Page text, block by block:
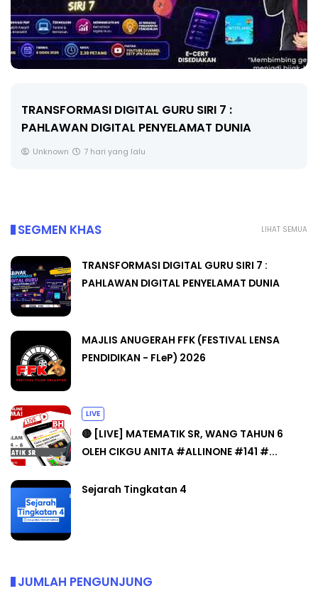
TRANSFORMASI DIGITAL GURU SIRI 7 :
PAHLAWAN DIGITAL PENYELAMAT DUNIA
Unknown 7 hari yang lalu
LIHAT SEMUA
SEGMEN KHAS
TRANSFORMASI DIGITAL GURU SIRI 7 :
PAHLAWAN DIGITAL PENYELAMAT DUNIA
MAJLIS ANUGERAH FFK (FESTIVAL LENSA
PENDIDIKAN - FLeP) 2026
LIVE
🔴 [LIVE] MATEMATIK SR, WANG TAHUN 6
OLEH CIKGU ANITA #ALLINONE #141 #...
Sejarah Tingkatan 4
JUMLAH PENGUNJUNG